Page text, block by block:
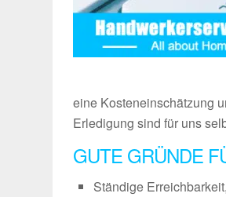
eine Kosteneinschätzung
Erledigung sind für uns
GUTE GRÜNDE
Ständige